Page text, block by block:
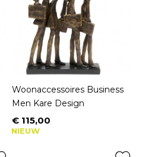
Woonaccessoires Business
Men Kare Design
Prijs
€ 115,00
NIEUW